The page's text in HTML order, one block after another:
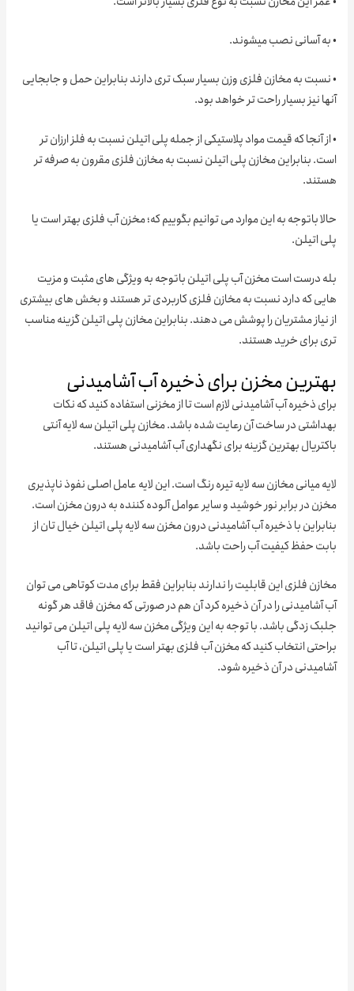
آسانی نصب میشوند.
به مخازن فلزی وزن بسیار سبک تری دارند بنابراین حمل و جابجایی
نیز بسیار راحت تر خواهد بود.
آنجا که قیمت مواد پلاستیکی از جمله پلی اتیلن نسبت به فلز ارزان تر
بنابراین مخازن پلی اتیلن نسبت به مخازن فلزی مقرون به صرفه تر
باتوجه به این موارد می توانیم بگوییم که؛ مخزن آب فلزی بهتر است یا
اتیلن.
درست است مخزن آب پلی اتیلن باتوجه به ویژگی های مثبت و مزیت
که دارد نسبت به مخازن فلزی کاربردی تر هستند و بخش های بیشتری
مشتریان را پوشش می دهند. بنابراین مخازن پلی اتیلن گزینه مناسب
برای خرید هستند.
مخزن برای ذخیره آب آشامیدنی
ذخیره آب آشامیدنی لازم است تا از مخزنی استفاده کنید که نکات
در ساخت آن رعایت شده باشد. مخازن پلی اتیلن سه لایه آنتی
بهترین گزینه برای نگهداری آب آشامیدنی هستند.
میانی مخازن سه لایه تیره رنگ است. این لایه عامل اصلی نفوذ ناپذیری
در برابر نور خوشید و سایر عوامل آلوده کننده به درون مخزن است.
با ذخیره آب آشامیدنی درون مخزن سه لایه پلی اتیلن خیال تان از
حفظ کیفیت آب راحت باشد.
فلزی این قابلیت را ندارند بنابراین فقط برای مدت کوتاهی می توان
را در آن ذخیره کرد آن هم در صورتی که مخزن فاقد هر گونه
زدگی باشد. با توجه به این ویژگی مخزن سه لایه پلی اتیلن می توانید
انتخاب کنید که مخزن آب فلزی بهتر است یا پلی اتیلن، تا آب
در آن ذخیره شود.